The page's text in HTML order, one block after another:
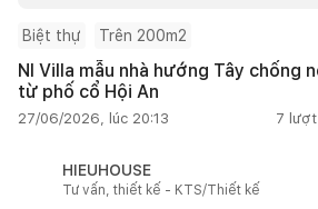
Biệt thự Trên 200m2
NI Villa mẫu nhà hướng Tây chống
từ phố cổ Hội An
27/06/2026, lúc 20:13 7
HIEUHOUSE
Tư vấn, thiết kế - KTS/Thiết kế